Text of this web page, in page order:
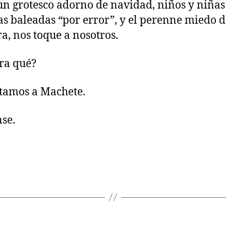
grotesco adorno de navidad, niños y
baleadas “por error”, y el perenne miedo
nos toque a nosotros.
qué?
a Machete.